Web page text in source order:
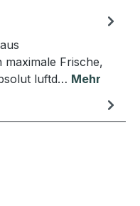
maximale Frische,
luftd… Mehr